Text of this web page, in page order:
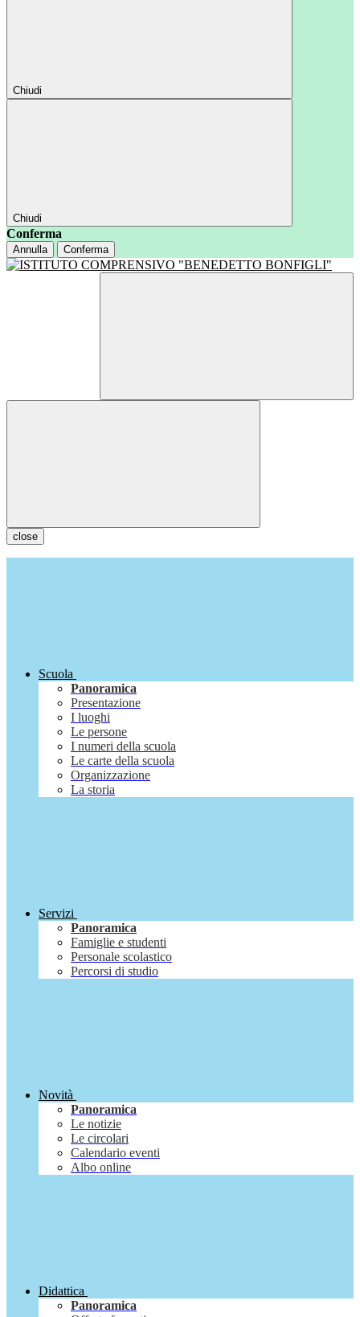
Chiudi
Chiudi
Conferma
Annulla Conferma
close
Scuola
Panoramica
Presentazione
I luoghi
Le persone
I numeri della scuola
Le carte della scuola
Organizzazione
La storia
Servizi
Panoramica
Famiglie e studenti
Personale scolastico
Percorsi di studio
Novità
Panoramica
Le notizie
Le circolari
Calendario eventi
Albo online
Didattica
Panoramica